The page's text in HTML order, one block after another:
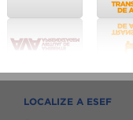
LOCALIZE A ESEF